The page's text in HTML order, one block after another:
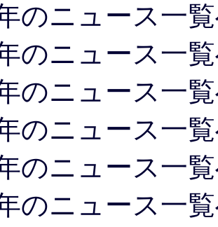
のニュース一
のニュース一
のニュース一
のニュース一
のニュース一
のニュース一